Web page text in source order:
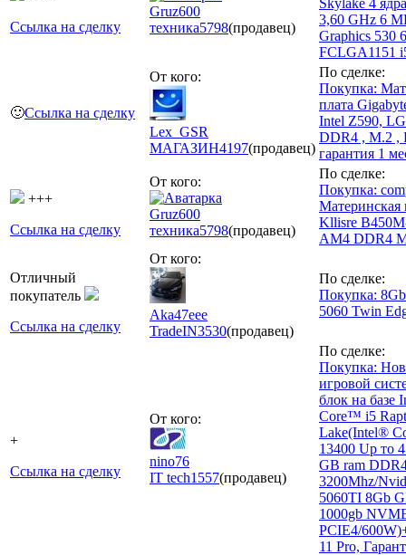
Ссылка на сделку
Gruz600
техника5798(продавец)
3,60 GHz 6
Graphics 530
FCLGA1151
🙂Ссылка на сделку
От кого:
Lex_GSR
МАГАЗИН4197(продавец)
По сделке:
Покупка:
плата
Intel Z590,
DDR4 , M.2 ,
гарантия 1
+++
Ссылка на сделку
От кого:
Gruz600
техника5798(продавец)
По сделке:
Покупка:
Материнская
Kllisre
AM4 DDR4
Отличный
покупатель
Ссылка на сделку
От кого:
Aka47eee
TradeIN3530(продавец)
По сделке:
Покупка:
5060 Twin
+
Ссылка на сделку
От кого:
nino76
IT tech1557(продавец)
По сделке:
Покупка:
игровой
блок на базе
Core™ i5
Lake(Intel®
13400 Up то
GB ram
3200Mhz/
5060TI 8Gb
1000gb
PCIE4/
11 Pro,